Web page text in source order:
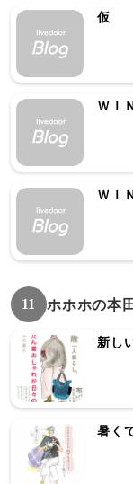
仮
ＷＩ
ＷＩ
11 ホホホの本
新し
暑く